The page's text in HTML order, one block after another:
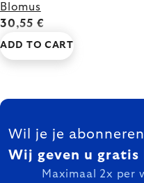
Blomus
30,55 €
ADD TO CART
FOOTER
Wil je je
Wij geven u gratis
Maximaal 2x per